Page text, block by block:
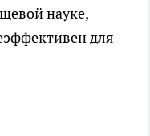
науке,
для